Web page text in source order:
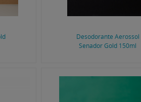
Desodorante Aerossol
Senador Gold 150ml